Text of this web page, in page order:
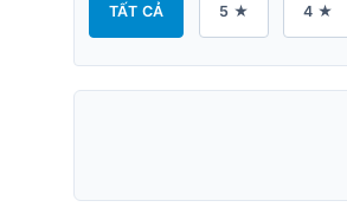
TẤT CẢ 5 ★ 4 ★